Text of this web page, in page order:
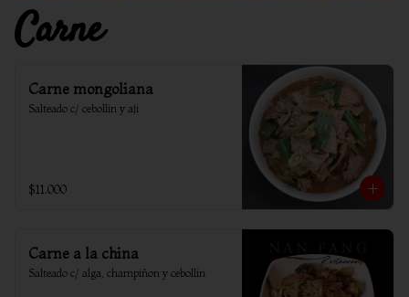
Carne
Carne mongoliana
Salteado c/ cebollin y aji
$11.000
Carne a la china
Salteado c/ alga, champiñon y cebollin